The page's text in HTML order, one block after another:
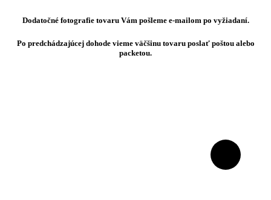
Dodatočné fotografie tovaru Vám pošleme e-mailom po vyžiadaní.
Po predchádzajúcej dohode vieme väčšinu tovaru poslať poštou alebo
packetou.